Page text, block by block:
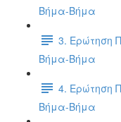
Βήμα-Βήμα
3. Ερώτηση
Βήμα-Βήμα
4. Ερώτηση
Βήμα-Βήμα